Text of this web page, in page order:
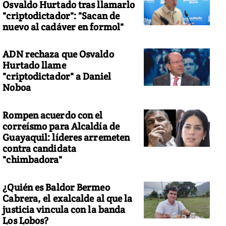
Osvaldo Hurtado tras llamarlo
"criptodictador": "Sacan de
nuevo al cadáver en formol"
ADN rechaza que Osvaldo
Hurtado llame
"criptodictador" a Daniel
Noboa
Rompen acuerdo con el
correísmo para Alcaldía de
Guayaquil: líderes arremeten
contra candidata
"chimbadora"
¿Quién es Baldor Bermeo
Cabrera, el exalcalde al que la
justicia vincula con la banda
Los Lobos?